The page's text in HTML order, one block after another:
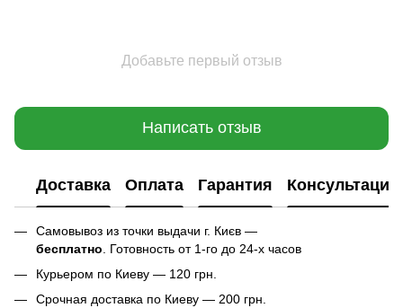
Добавьте первый отзыв
Написать отзыв
Доставка Оплата Гарантия Консультация
Самовывоз из точки выдачи г. Києв —
бесплатно . Готовность от 1-го до 24-х часов
Курьером по Киеву — 120 грн.
Срочная доставка по Киеву — 200 грн.